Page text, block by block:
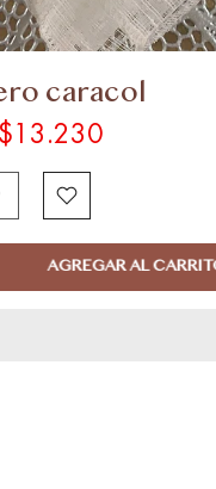
caracol
$13.230
AGREGAR AL CARRITO